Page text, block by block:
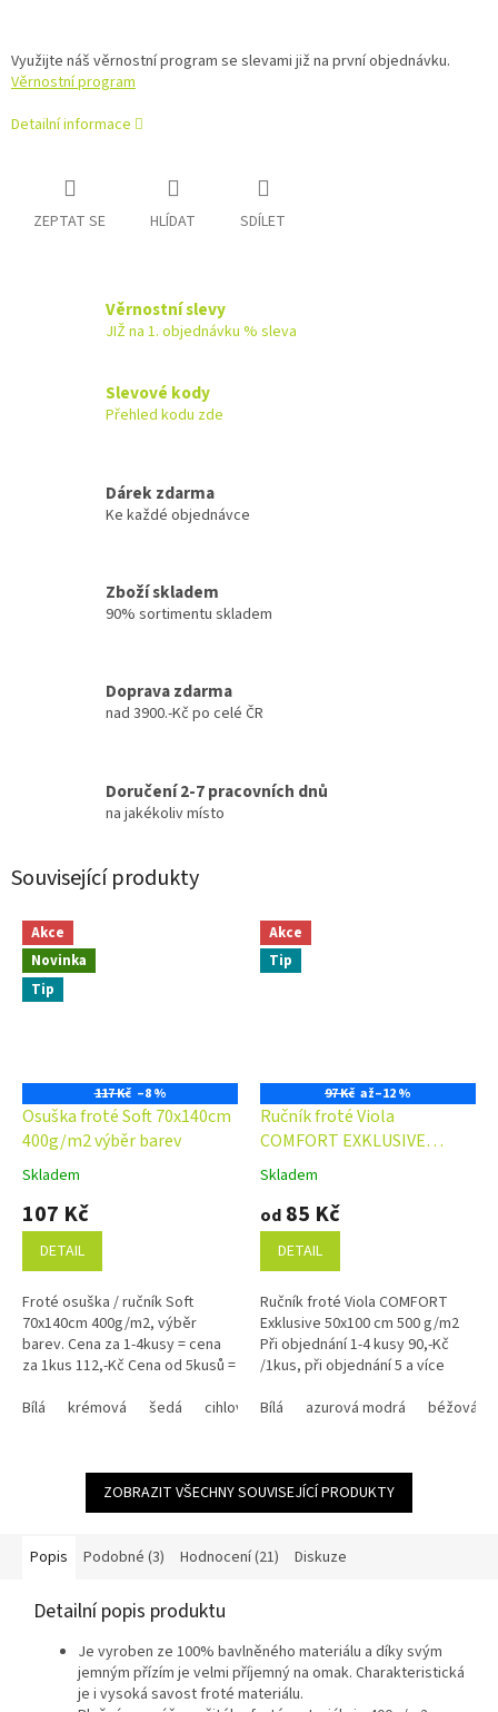
Využijte náš věrnostní program se slevami již na první objednávku.
Věrnostní program
Detailní informace
ZEPTAT SE HLÍDAT SDÍLET
Věrnostní slevy
JIŽ na 1. objednávku % sleva
Slevové kody
Přehled kodu zde
Dárek zdarma
Ke každé objednávce
Zboží skladem
90% sortimentu skladem
Doprava zdarma
nad 3900.-Kč po celé ČR
Doručení 2-7 pracovních dnů
na jakékoliv místo
Související produkty
Akce
Novinka
Tip
117 Kč –8 %
Osuška froté Soft 70x140cm
400g/m2 výběr barev
Průměrné
hodnocení
produktu
5,0
5
hvězdiček.
Skladem
107 Kč
DETAIL
Froté osuška / ručník Soft
70x140cm 400g/m2, výběr
barev. Cena za 1-4kusy = cena
za 1kus 112,-Kč Cena od 5kusů =
náš věrnostní...
Bílá krémová šedá cihlová královská modrá olivově
Akce
Tip
97 Kč až–12 %
Ručník froté Viola
COMFORT EXKLUSIVE
50x100 cm 500 g/m2
Průměrné
produktu
4,9
5
hvězdiček.
Skladem
od 85 Kč
DETAIL
Ručník froté Viola COMFORT
Exklusive 50x100 cm 500 g/m2
Při objednání 1-4 kusy 90,-Kč
/1kus, při objednání 5 a více
béžová a...
Bílá azurová modrá béžová
ZOBRAZIT VŠECHNY SOUVISEJÍCÍ PRODUKTY
Popis Podobné (3) Hodnocení (21) Diskuze
Detailní popis produktu
Je vyroben ze 100% bavlněného materiálu a díky svým
jemným přízím je velmi příjemný na omak. Charakteristická
je i vysoká savost froté materiálu.